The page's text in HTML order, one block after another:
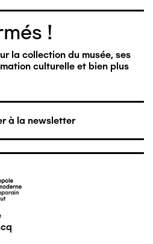
!
la collection du musée, ses
culturelle et bien plus
à la newsletter